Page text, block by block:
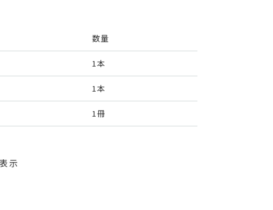
数量
1本
1本
1冊
示